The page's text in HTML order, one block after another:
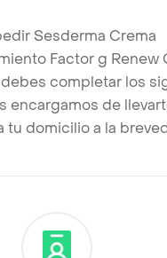
Sesderma Crema
Factor g Renew
debes completar los
encargamos de
tu domicilio a la